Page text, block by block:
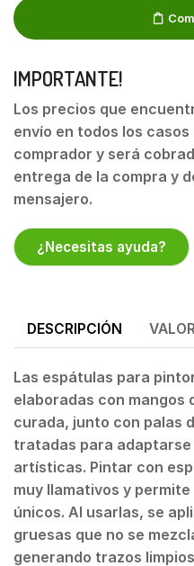
IMPORTANTE!
Los precios que
envío en todos los
comprador y será
entrega de la compra y
mensajero.
¿Necesitas ayuda?
DESCRIPCIÓN
Las espátulas para
elaboradas con mangos
curada, junto con palas
tratadas para
artísticas. Pintar con
muy llamativos y
únicos. Al usarlas, se
gruesas que no se
generando trazos